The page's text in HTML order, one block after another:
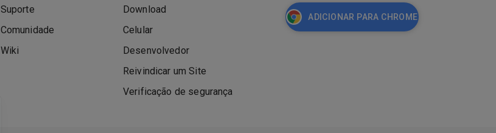
Suporte
Comunidade
Wiki
Download
Celular
Desenvolvedor
Reivindicar um Site
Verificação de segurança
ADICIONAR PARA CHROME